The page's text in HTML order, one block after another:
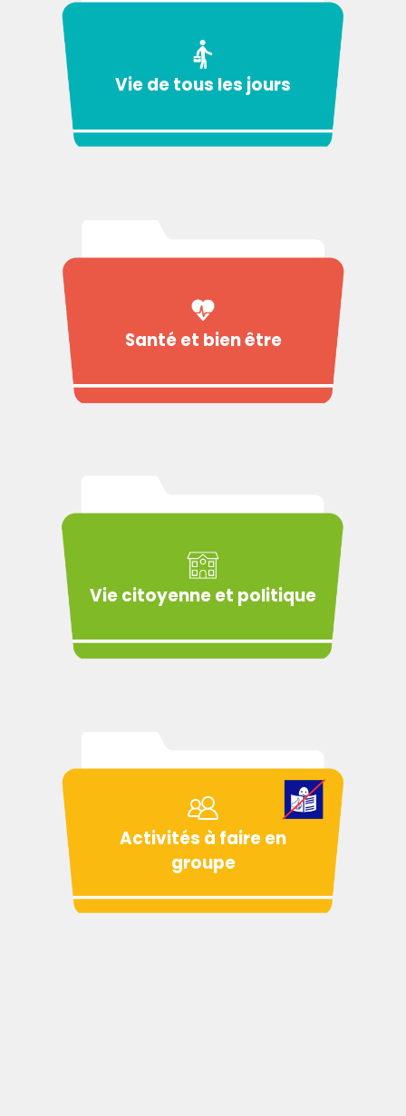
Vie de tous les jours
Santé et bien être
Vie citoyenne et politique
Activités à faire en
groupe